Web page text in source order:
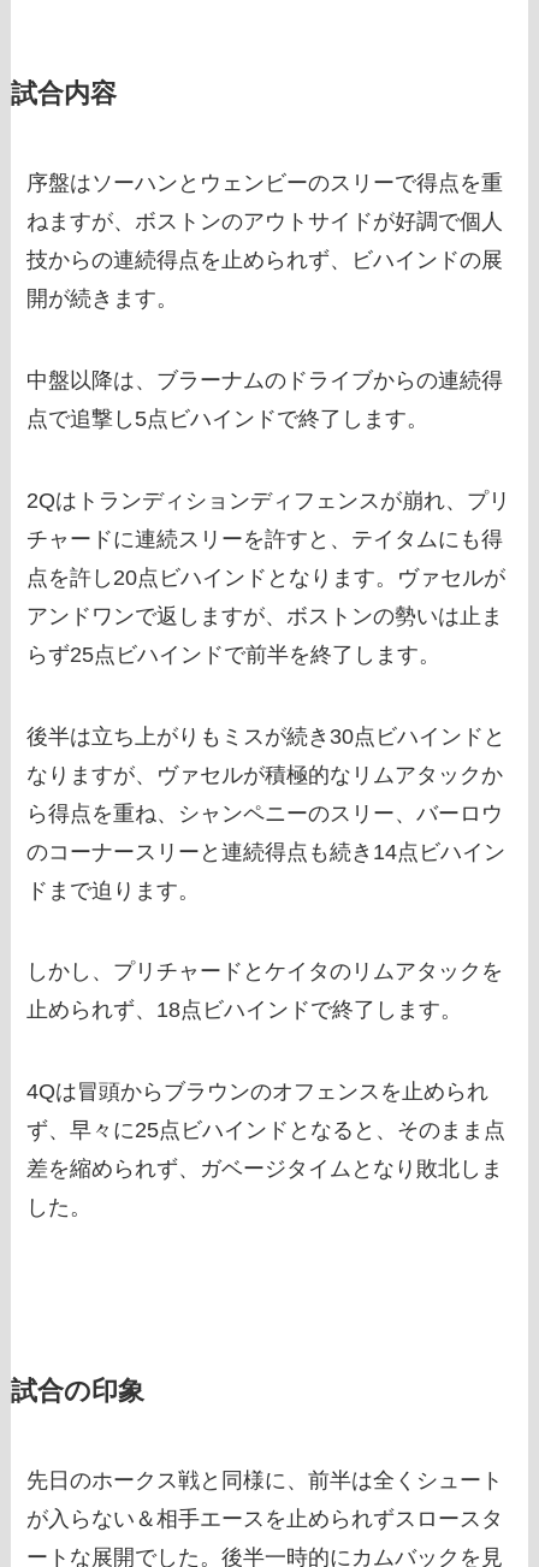
試合内容
序盤はソーハンとウェンビーのスリーで得点を重
ねますが、ボストンのアウトサイドが好調で個人
技からの連続得点を止められず、ビハインドの展
開が続きます。
中盤以降は、ブラーナムのドライブからの連続得
点で追撃し5点ビハインドで終了します。
2Qはトランディションディフェンスが崩れ、プリ
チャードに連続スリーを許すと、テイタムにも得
点を許し20点ビハインドとなります。ヴァセルが
アンドワンで返しますが、ボストンの勢いは止ま
らず25点ビハインドで前半を終了します。
後半は立ち上がりもミスが続き30点ビハインドと
なりますが、ヴァセルが積極的なリムアタックか
ら得点を重ね、シャンペニーのスリー、バーロウ
のコーナースリーと連続得点も続き14点ビハイン
ドまで迫ります。
しかし、プリチャードとケイタのリムアタックを
止められず、18点ビハインドで終了します。
4Qは冒頭からブラウンのオフェンスを止められ
ず、早々に25点ビハインドとなると、そのまま点
差を縮められず、ガベージタイムとなり敗北しま
した。
試合の印象
先日のホークス戦と同様に、前半は全くシュート
が入らない＆相手エースを止められずスロースタ
ートな展開でした。後半一時的にカムバックを見